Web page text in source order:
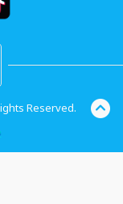
Reserved.